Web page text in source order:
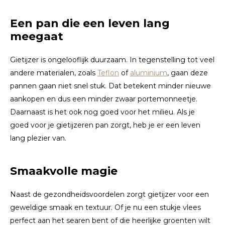
Een pan die een leven lang
meegaat
Gietijzer is ongelooflijk duurzaam. In tegenstelling tot veel
andere materialen, zoals Teflon of aluminium, gaan deze
pannen gaan niet snel stuk. Dat betekent minder nieuwe
aankopen en dus een minder zwaar portemonneetje.
Daarnaast is het ook nog goed voor het milieu. Als je
goed voor je gietijzeren pan zorgt, heb je er een leven
lang plezier van.
Smaakvolle magie
Naast de gezondheidsvoordelen zorgt gietijzer voor een
geweldige smaak en textuur. Of je nu een stukje vlees
perfect aan het searen bent of die heerlijke groenten wilt